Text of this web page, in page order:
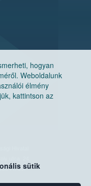
hogyan
Weboldalunk
élmény
kattintson az
sütik
Hivatal
Pf. 30.